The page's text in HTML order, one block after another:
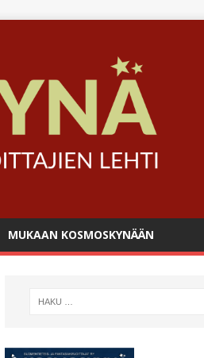
MUKAAN KOSMOSKYNÄÄN